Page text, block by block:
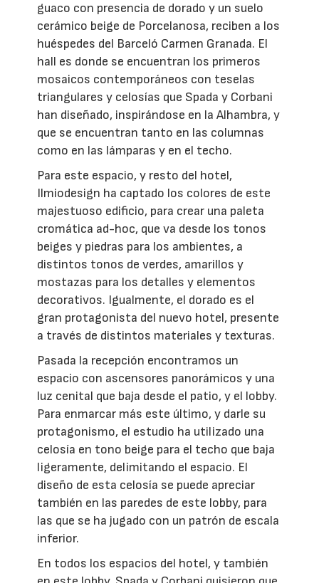
guaco con presencia de dorado y un suelo
cerámico beige de Porcelanosa, reciben a los
huéspedes del Barceló Carmen Granada. El
hall es donde se encuentran los primeros
mosaicos contemporáneos con teselas
triangulares y celosías que Spada y Corbani
han diseñado, inspirándose en la Alhambra, y
que se encuentran tanto en las columnas
como en las lámparas y en el techo.
Para este espacio, y resto del hotel,
Ilmiodesign ha captado los colores de este
majestuoso edificio, para crear una paleta
cromática ad-hoc, que va desde los tonos
beiges y piedras para los ambientes, a
distintos tonos de verdes, amarillos y
mostazas para los detalles y elementos
decorativos. Igualmente, el dorado es el
gran protagonista del nuevo hotel, presente
a través de distintos materiales y texturas.
Pasada la recepción encontramos un
espacio con ascensores panorámicos y una
luz cenital que baja desde el patio, y el lobby.
Para enmarcar más este último, y darle su
protagonismo, el estudio ha utilizado una
celosía en tono beige para el techo que baja
ligeramente, delimitando el espacio. El
diseño de esta celosía se puede apreciar
también en las paredes de este lobby, para
las que se ha jugado con un patrón de escala
inferior.
En todos los espacios del hotel, y también